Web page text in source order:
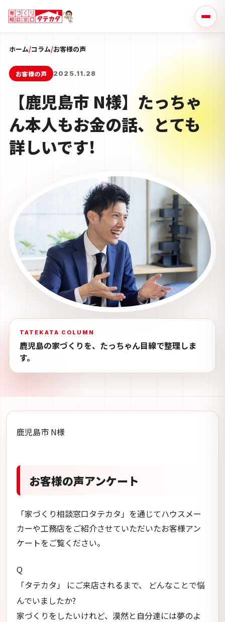
ホーム/コラム/お客様の声
お客様の声 2025.11.28
【鹿児島市 N様】たっちゃ
ん本人もお金の話、とても
詳しいです!
TATEKATA COLUMN
鹿児島の家づくりを、たっちゃん目線で整理しま
す。
鹿児島市 N様
お客様の声アンケート
「家づくり相談窓口タテカタ」を通じてハウスメー
カーや工務店をご紹介させていただいたお客様アン
ケートをご覧ください。
Q
「タテカタ」 にご来店されるまで、 どんなことで悩
んでいましたか?
家づくりをしたいけれど、漠然と自分達には夢のよ